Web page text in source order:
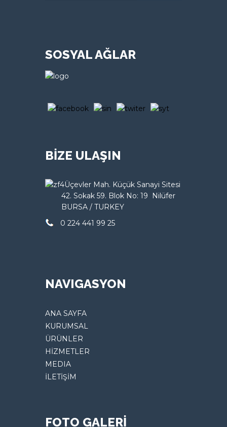
SOSYAL AĞLAR
BİZE ULAŞIN
Üçevler Mah. Küçük Sanayi Sitesi
42. Sokak 59. Blok No: 19 Nilüfer
BURSA / TURKEY
0 224 441 99 25
NAVIGASYON
ANA SAYFA
KURUMSAL
ÜRÜNLER
HİZMETLER
MEDIA
İLETİŞİM
FOTO GALERİ